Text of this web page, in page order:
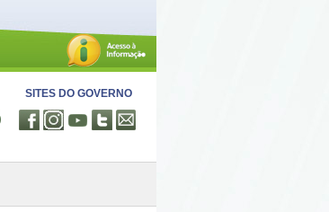
SITES DO GOVERNO